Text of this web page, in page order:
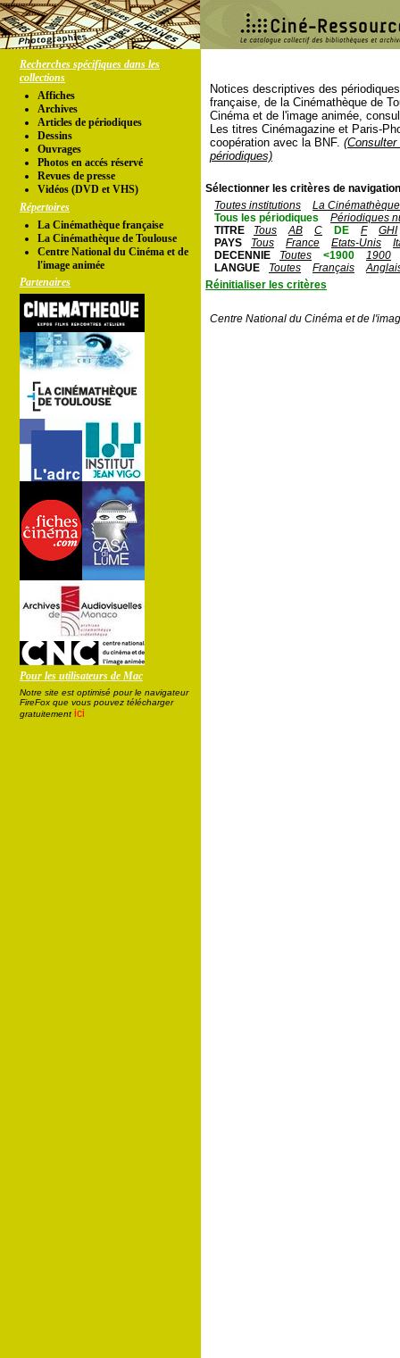
Recherches spécifiques dans les
collections
Affiches
Archives
Articles de périodiques
Dessins
Ouvrages
Photos en accés réservé
Revues de presse
Vidéos (DVD et VHS)
Répertoires
La Cinémathèque française
La Cinémathèque de Toulouse
Centre National du Cinéma et de
l'image animée
Partenaires
Pour les utilisateurs de Mac
Notre site est optimisé pour le navigateur
FireFox que vous pouvez télécharger
gratuitement ici
Notices descriptives des
française, de la Cinémathèque de
Cinéma et de l'image animée,
Les titres Cinémagazine et Paris-
coopération avec la BNF.
périodiques)
Sélectionner les critères de
Toutes institutions
La
Tous les périodiques
Périodiques
TITRE
Tous AB C DE F
GHI
PAYS
Tous France Etats-Unis
DECENNIE
Toutes <1900
1900
LANGUE
Toutes Français
Réinitialiser les critères
Centre National du Cinéma et de